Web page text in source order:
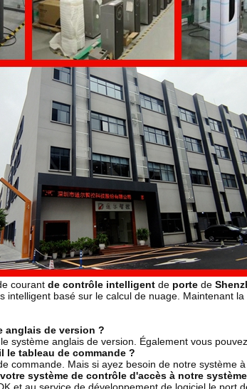
courant de contrôle intelligent de porte de
intelligent basé sur le calcul de nuage. Maintenant
anglais de version ?
système anglais de version. Également vous
le tableau de commande ?
commande. Mais si ayez besoin de notre
système de contrôle d'accès à notre